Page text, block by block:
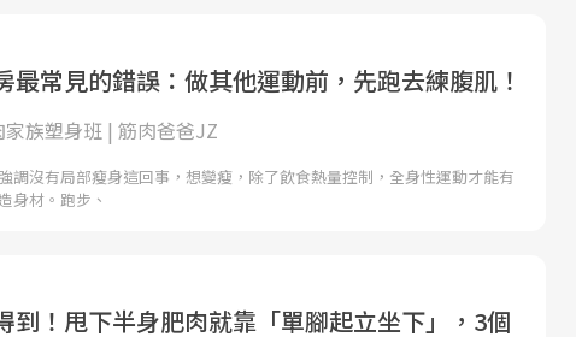
最常見的錯誤：做其他運動前，先跑去練腹肌！
家族塑身班 | 筋肉爸爸JZ
調沒有局部瘦身這回事，想變瘦，除了飲食熱量控制，全身性運動才能有
身材。跑步、
到！甩下半身肥肉就靠「單腳起立坐下」，3個